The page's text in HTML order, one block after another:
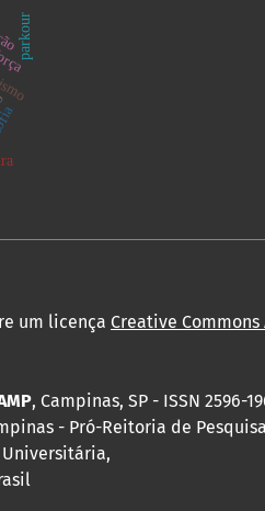
parkour
um licença Creative
, Campinas, SP - ISSN 2596-
- Pró-Reitoria de Pesquisa